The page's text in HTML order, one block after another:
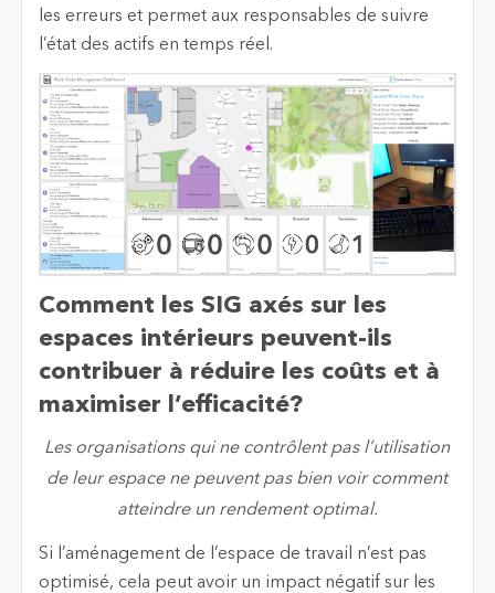
les erreurs et permet aux responsables de suivre
l’état des actifs en temps réel.
Comment les SIG axés sur les
espaces intérieurs peuvent-ils
contribuer à réduire les coûts et à
maximiser l’efficacité?
Les organisations qui ne contrôlent pas l’utilisation
de leur espace ne peuvent pas bien voir comment
atteindre un rendement optimal.
Si l’aménagement de l’espace de travail n’est pas
optimisé, cela peut avoir un impact négatif sur les